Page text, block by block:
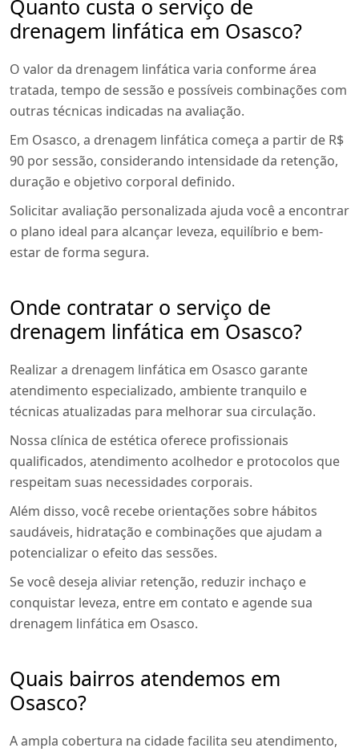
Quanto custa o serviço de
drenagem linfática em Osasco?
O valor da drenagem linfática varia conforme área
tratada, tempo de sessão e possíveis combinações com
outras técnicas indicadas na avaliação.
Em Osasco, a drenagem linfática começa a partir de R$
90 por sessão, considerando intensidade da retenção,
duração e objetivo corporal definido.
Solicitar avaliação personalizada ajuda você a encontrar
o plano ideal para alcançar leveza, equilíbrio e bem-
estar de forma segura.
Onde contratar o serviço de
drenagem linfática em Osasco?
Realizar a drenagem linfática em Osasco garante
atendimento especializado, ambiente tranquilo e
técnicas atualizadas para melhorar sua circulação.
Nossa clínica de estética oferece profissionais
qualificados, atendimento acolhedor e protocolos que
respeitam suas necessidades corporais.
Além disso, você recebe orientações sobre hábitos
saudáveis, hidratação e combinações que ajudam a
potencializar o efeito das sessões.
Se você deseja aliviar retenção, reduzir inchaço e
conquistar leveza, entre em contato e agende sua
drenagem linfática em Osasco.
Quais bairros atendemos em
Osasco?
A ampla cobertura na cidade facilita seu atendimento,